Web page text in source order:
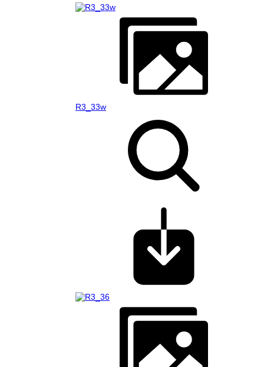
R3_33w